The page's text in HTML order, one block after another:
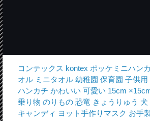
コンテックス kontex ポッケミニハン
オル ミニタオル 幼稚園 保育園 子供
ハンカチ かわいい 可愛い 15cm
乗り物 のりもの 恐竜 きょうりゅう 犬
キャンディ ヨット手作りマスク お手